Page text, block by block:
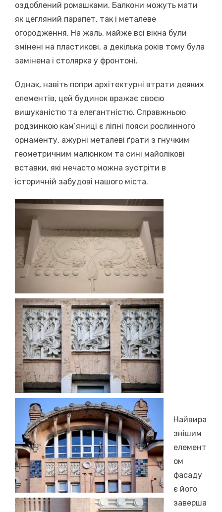
оздоблений ромашками. Балкони можуть мати
як цегляний парапет, так і металеве
огородження. На жаль, майже всі вікна були
змінені на пластикові, а декілька років тому була
замінена і столярка у фронтоні.
Однак, навіть попри архітектурні втрати деяких
елементів, цей будинок вражає своєю
вишуканістю та елегантністю. Справжньою
родзинкою кам’яниці є ліпні пояси рослинного
орнаменту, ажурні металеві ґрати з гнучким
геометричним малюнком та сині майолікові
вставки, які нечасто можна зустріти в
історичній забудові нашого міста.
Найвира
знішим
елемент
ом
фасаду
є його
заверша